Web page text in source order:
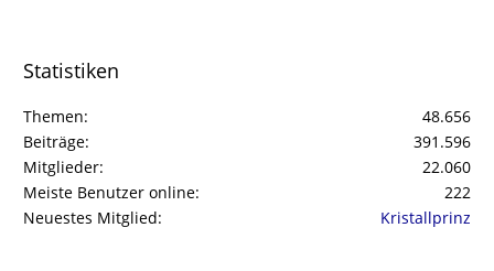
Statistiken
Themen
48.656
Beiträge
391.596
Mitglieder
22.060
Meiste Benutzer online
222
Neuestes Mitglied
Kristallprinz